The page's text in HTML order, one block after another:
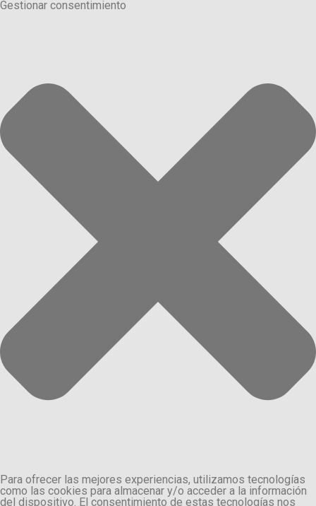
Gestionar consentimiento
Para ofrecer las mejores experiencias, utilizamos tecnologías
como las cookies para almacenar y/o acceder a la información
del dispositivo. El consentimiento de estas tecnologías nos